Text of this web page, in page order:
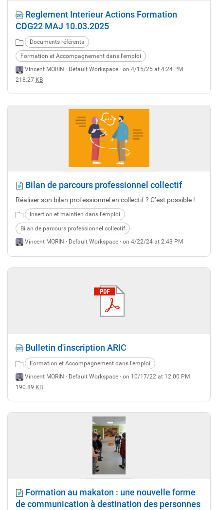
Reglement Interieur Actions Formation
CDG22 MAJ 10.03.2025
Documents référents
Formation et Accompagnement dans l'emploi
Vincent MORIN · Default Workspace · on 4/15/25 at 4:24 PM
218.27 KB
Bilan de parcours professionnel collectif
Réaliser son bilan professionnel en collectif ? C’est possible !
Insertion et maintien dans l'emploi
Bilan de parcours professionnel collectif
Vincent MORIN · Default Workspace · on 4/22/24 at 2:43 PM
Bulletin d'inscription ARIC
Formation et Accompagnement dans l'emploi
Vincent MORIN · Default Workspace · on 10/17/22 at 12:00 PM
190.89 KB
Formation au makaton : une nouvelle forme
de communication à destination des personnes